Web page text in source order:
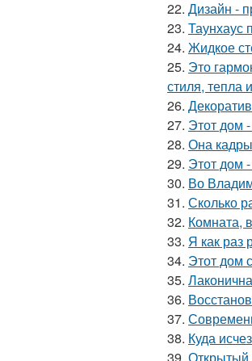
22. Дизайн -
23. Таунхаус
24. Жидкое
25. Это
стиля, тепла
26.
27. Этот дом
28. Она
29. Этот дом
30. Во
31. Сколько
32. Комната,
33. Я как раз
34. Этот дом
35.
36.
37.
38. Куда